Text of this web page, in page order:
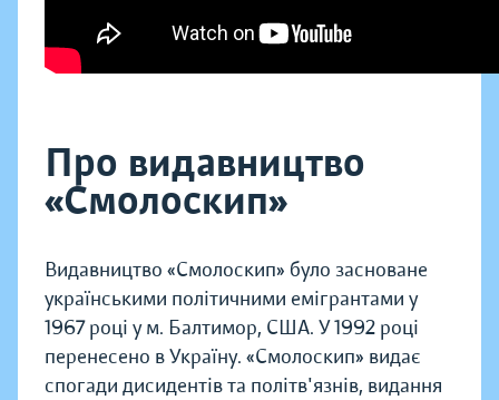
Про видавництво
«Смолоскип»
Видавництво «Смолоскип» було засноване
українськими політичними емігрантами у
1967 році у м. Балтимор, США. У 1992 році
перенесено в Україну. «Смолоскип» видає
спогади дисидентів та політв'язнів, видання